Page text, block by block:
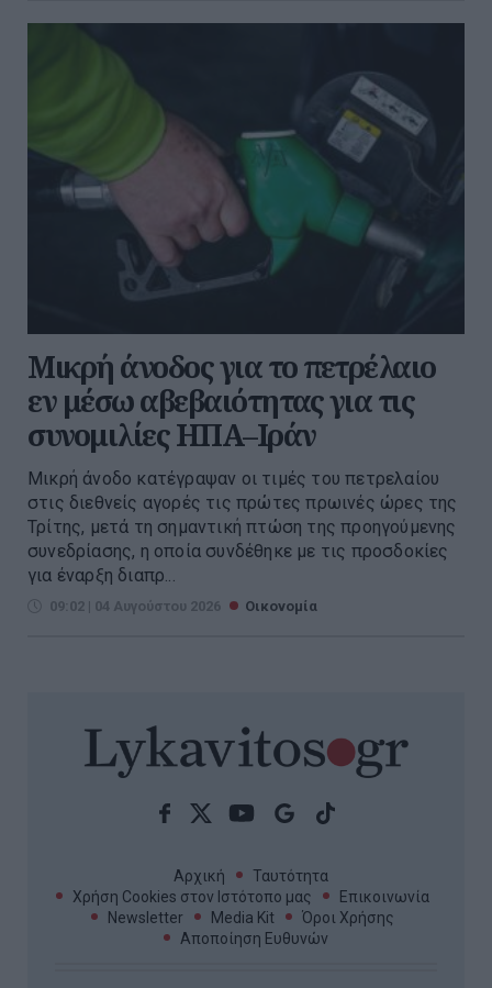
Μικρή άνοδος για το πετρέλαιο
εν μέσω αβεβαιότητας για τις
συνομιλίες ΗΠΑ–Ιράν
Μικρή άνοδο κατέγραψαν οι τιμές του πετρελαίου
στις διεθνείς αγορές τις πρώτες πρωινές ώρες της
Τρίτης, μετά τη σημαντική πτώση της προηγούμενης
συνεδρίασης, η οποία συνδέθηκε με τις προσδοκίες
για έναρξη διαπρ...
09:02 | 04 Αυγούστου 2026 Οικονομία
Αρχική
Ταυτότητα
Χρήση Cookies στον Ιστότοπο μας
Επικοινωνία
Newsletter
Media Kit
Όροι Χρήσης
Αποποίηση Ευθυνών